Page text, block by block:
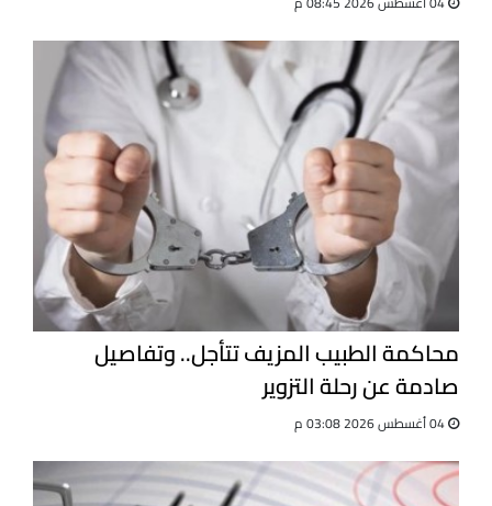
محاكمة الطبيب المزيف تتأجل.. وتفاصيل
صادمة عن رحلة التزوير